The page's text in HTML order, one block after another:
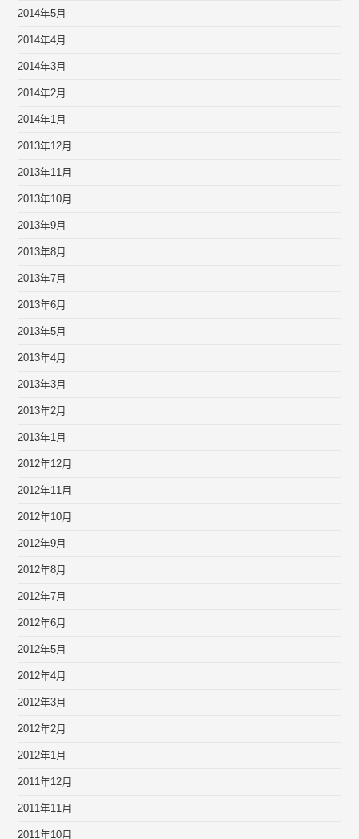
2014年5月
2014年4月
2014年3月
2014年2月
2014年1月
2013年12月
2013年11月
2013年10月
2013年9月
2013年8月
2013年7月
2013年6月
2013年5月
2013年4月
2013年3月
2013年2月
2013年1月
2012年12月
2012年11月
2012年10月
2012年9月
2012年8月
2012年7月
2012年6月
2012年5月
2012年4月
2012年3月
2012年2月
2012年1月
2011年12月
2011年11月
2011年10月